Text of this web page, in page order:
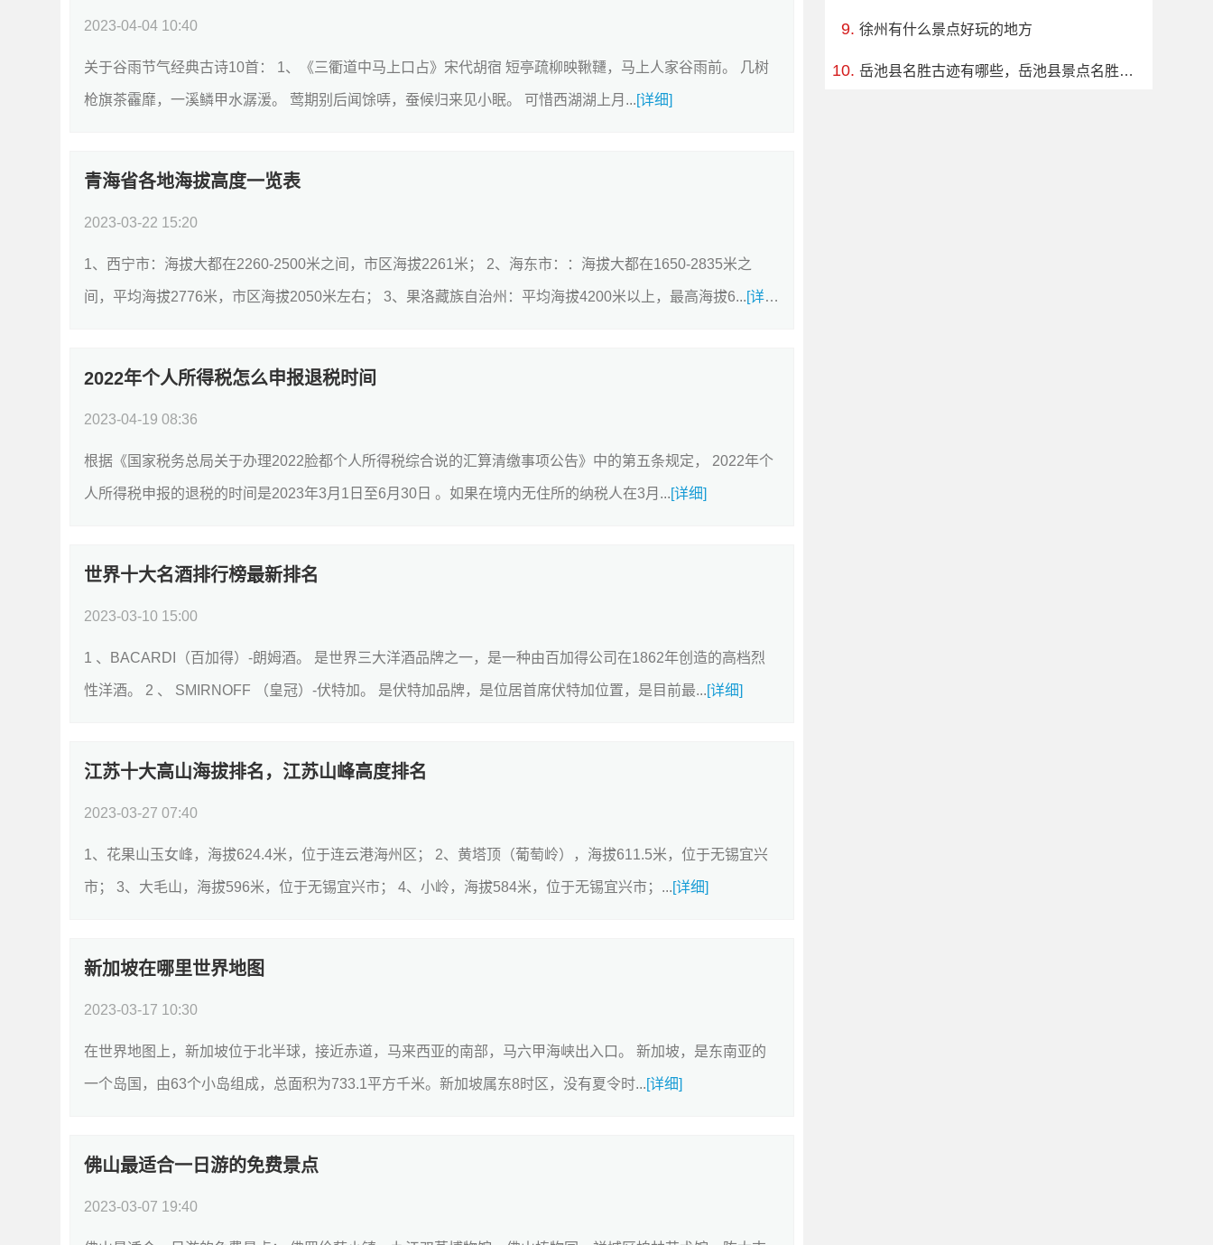
2023-04-04 10:40
关于谷雨节气经典古诗10首： 1、《三衢道中马上口占》宋代胡宿 短亭疏柳映鞦韆，马上人家谷雨前。 几树
枪旗茶靃靡，一溪鳞甲水潺湲。 莺期别后闻馀哢，蚕候归来见小眠。 可惜西湖湖上月...[详细]
青海省各地海拔高度一览表
2023-03-22 15:20
1、西宁市：海拔大都在2260-2500米之间，市区海拔2261米； 2、海东市：：海拔大都在1650-2835米之
间，平均海拔2776米，市区海拔2050米左右； 3、果洛藏族自治州：平均海拔4200米以上，最高海拔6...[详
2022年个人所得税怎么申报退税时间
2023-04-19 08:36
根据《国家税务总局关于办理2022脸都个人所得税综合说的汇算清缴事项公告》中的第五条规定， 2022年个
人所得税申报的退税的时间是2023年3月1日至6月30日 。如果在境内无住所的纳税人在3月...[详细]
世界十大名酒排行榜最新排名
2023-03-10 15:00
1 、BACARDI（百加得）-朗姆酒。 是世界三大洋酒品牌之一，是一种由百加得公司在1862年创造的高档烈
性洋酒。 2 、 SMIRNOFF （皇冠）-伏特加。 是伏特加品牌，是位居首席伏特加位置，是目前最...[详细]
江苏十大高山海拔排名，江苏山峰高度排名
2023-03-27 07:40
1、花果山玉女峰，海拔624.4米，位于连云港海州区； 2、黄塔顶（葡萄岭），海拔611.5米，位于无锡宜兴
市； 3、大毛山，海拔596米，位于无锡宜兴市； 4、小岭，海拔584米，位于无锡宜兴市；...[详细]
新加坡在哪里世界地图
2023-03-17 10:30
在世界地图上，新加坡位于北半球，接近赤道，马来西亚的南部，马六甲海峡出入口。 新加坡，是东南亚的
一个岛国，由63个小岛组成，总面积为733.1平方千米。新加坡属东8时区，没有夏令时...[详细]
佛山最适合一日游的免费景点
2023-03-07 19:40
徐州有什么景点好玩的地方
岳池县名胜古迹有哪些，岳池县景点名胜古迹推荐